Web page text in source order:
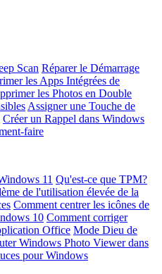
Scan Réparer le Démarrage
les Apps Intégrées de
les Photos en Double
Assigner une Touche de
Créer un Rappel dans Windows
faire
11 Qu'est-ce que TPM?
de l'utilisation élevée de la
Comment centrer les icônes de
10 Comment corriger
Office Mode Dieu de
Windows Photo Viewer dans
pour Windows